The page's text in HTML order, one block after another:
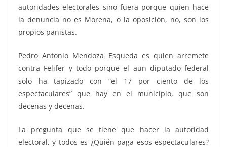
autoridades electorales sino fuera porque quien hace
la denuncia no es Morena, o la oposición, no, son los
propios panistas.
Pedro Antonio Mendoza Esqueda es quien arremete
contra Felifer y todo porque el aun diputado federal
solo ha tapizado con “el 17 por ciento de los
espectaculares” que hay en el municipio, que son
decenas y decenas.
La pregunta que se tiene que hacer la autoridad
electoral, y todos es ¿Quién paga esos espectaculares?